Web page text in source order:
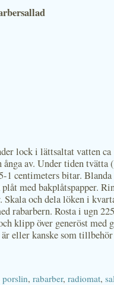
lock i lättsaltat vatten
av. Under tiden tvätta
1 centimeters bitar.
med bakplåtspapper.
Skala och dela löken i
rabarbern. Rosta i ugn
klipp över generöst med
är eller kanske som
porslin, rabarber, radiomat,